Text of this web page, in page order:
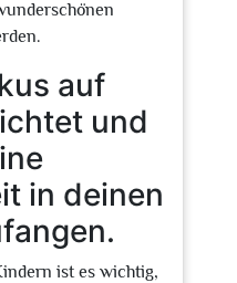
auf
und
in deinen
ist es wichtig,